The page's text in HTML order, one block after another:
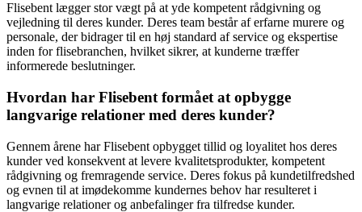
Flisebent lægger stor vægt på at yde kompetent rådgivning og
vejledning til deres kunder. Deres team består af erfarne murere og
personale, der bidrager til en høj standard af service og ekspertise
inden for flisebranchen, hvilket sikrer, at kunderne træffer
informerede beslutninger.
Hvordan har Flisebent formået at opbygge
langvarige relationer med deres kunder?
Gennem årene har Flisebent opbygget tillid og loyalitet hos deres
kunder ved konsekvent at levere kvalitetsprodukter, kompetent
rådgivning og fremragende service. Deres fokus på kundetilfredshed
og evnen til at imødekomme kundernes behov har resulteret i
langvarige relationer og anbefalinger fra tilfredse kunder.